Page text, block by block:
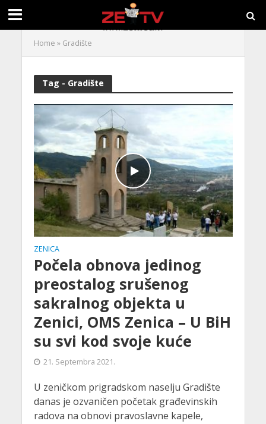
Home » Gradište
Tag - Gradište
ZENICA
Počela obnova jedinog
preostalog srušenog
sakralnog objekta u
Zenici, OMS Zenica – U BiH
su svi kod svoje kuće
21. Septembra 2021.
U zeničkom prigradskom naselju Gradište
danas je ozvaničen početak građevinskih
radova na obnovi pravoslavne kapele,